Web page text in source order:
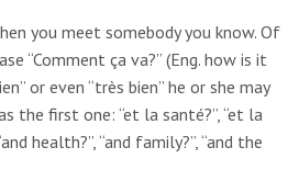
you meet somebody you know. Of
“Comment ça va?” (Eng. how is it
or even “très bien” he or she may
the first one: “et la santé?”, “et la
health?”, “and family?”, “and the